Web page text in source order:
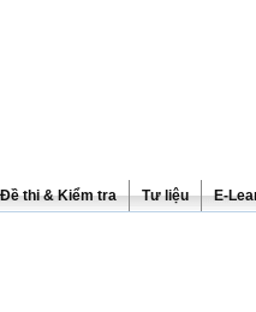
Đề thi & Kiểm tra Tư liệu E-